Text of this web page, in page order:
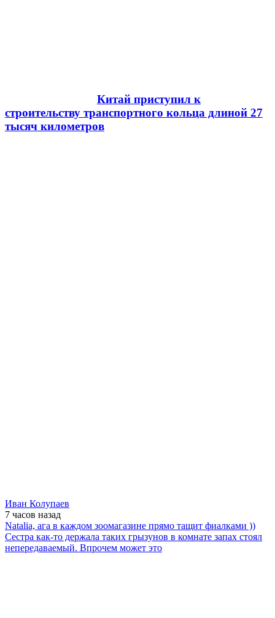
Китай приступил к
строительству транспортного кольца длиной 27
тысяч километров
Иван Колупаев
7 часов назад
Natalia, ага в каждом зоомагазине прямо тащит фиалками ))
Сестра как-то держала таких грызунов в комнате запах стоял
непередаваемый. Впрочем может это